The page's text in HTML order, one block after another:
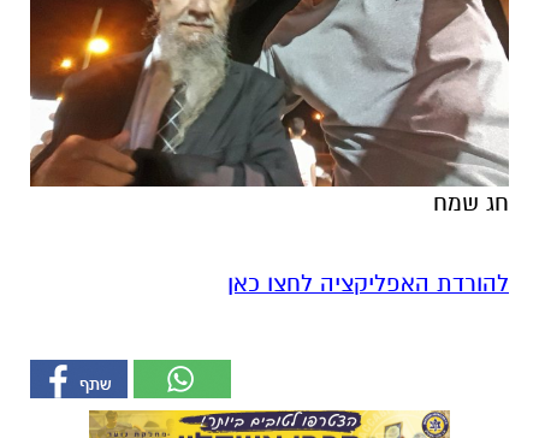
חג שמח
להורדת האפליקציה לחצו כאן